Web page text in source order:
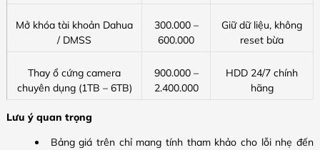
Mở khóa tài khoản Dahua
/ DMSS
300.000 –
600.000
Giữ dữ liệu, không
reset bừa
Thay ổ cứng camera
chuyên dụng (1TB – 6TB)
900.000 –
2.400.000
HDD 24/7 chính
hãng
Lưu ý quan trọng
Bảng giá trên chỉ mang tính tham khảo cho lỗi nhẹ đến